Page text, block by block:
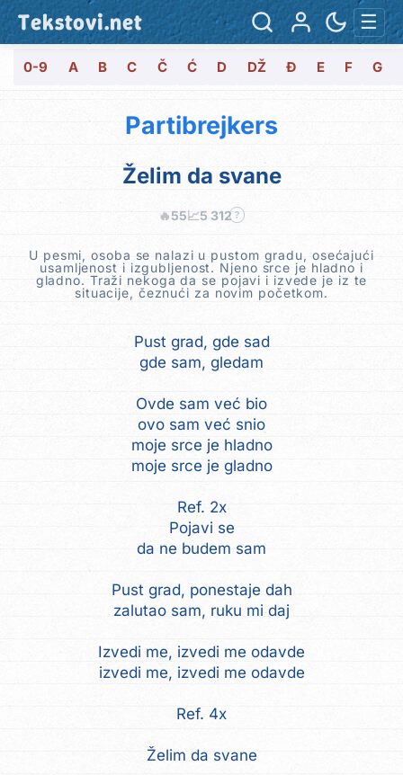
Tekstovi.net ☰
0-9 A B C Č Ć D DŽ Đ E F G
Partibrejkers
Želim da svane
🔥55📈5 312 ?
U pesmi, osoba se nalazi u pustom gradu, osećajući
usamljenost i izgubljenost. Njeno srce je hladno i
gladno. Traži nekoga da se pojavi i izvede je iz te
situacije, čeznući za novim početkom.
Pust grad, gde sad
gde sam, gledam
Ovde sam već bio
ovo sam već snio
moje srce je hladno
moje srce je gladno
Ref. 2x
Pojavi se
da ne budem sam
Pust grad, ponestaje dah
zalutao sam, ruku mi daj
Izvedi me, izvedi me odavde
izvedi me, izvedi me odavde
Ref. 4x
Želim da svane